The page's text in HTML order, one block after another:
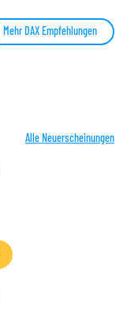
Mehr DAX Empfehlungen
Alle Neuerscheinungen